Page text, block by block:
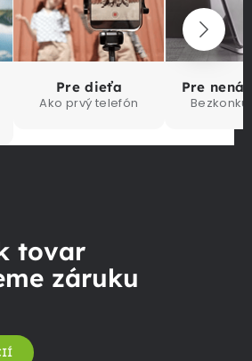
Pre dieťa
Ako prvý telefón
Pre
tovar
záruku